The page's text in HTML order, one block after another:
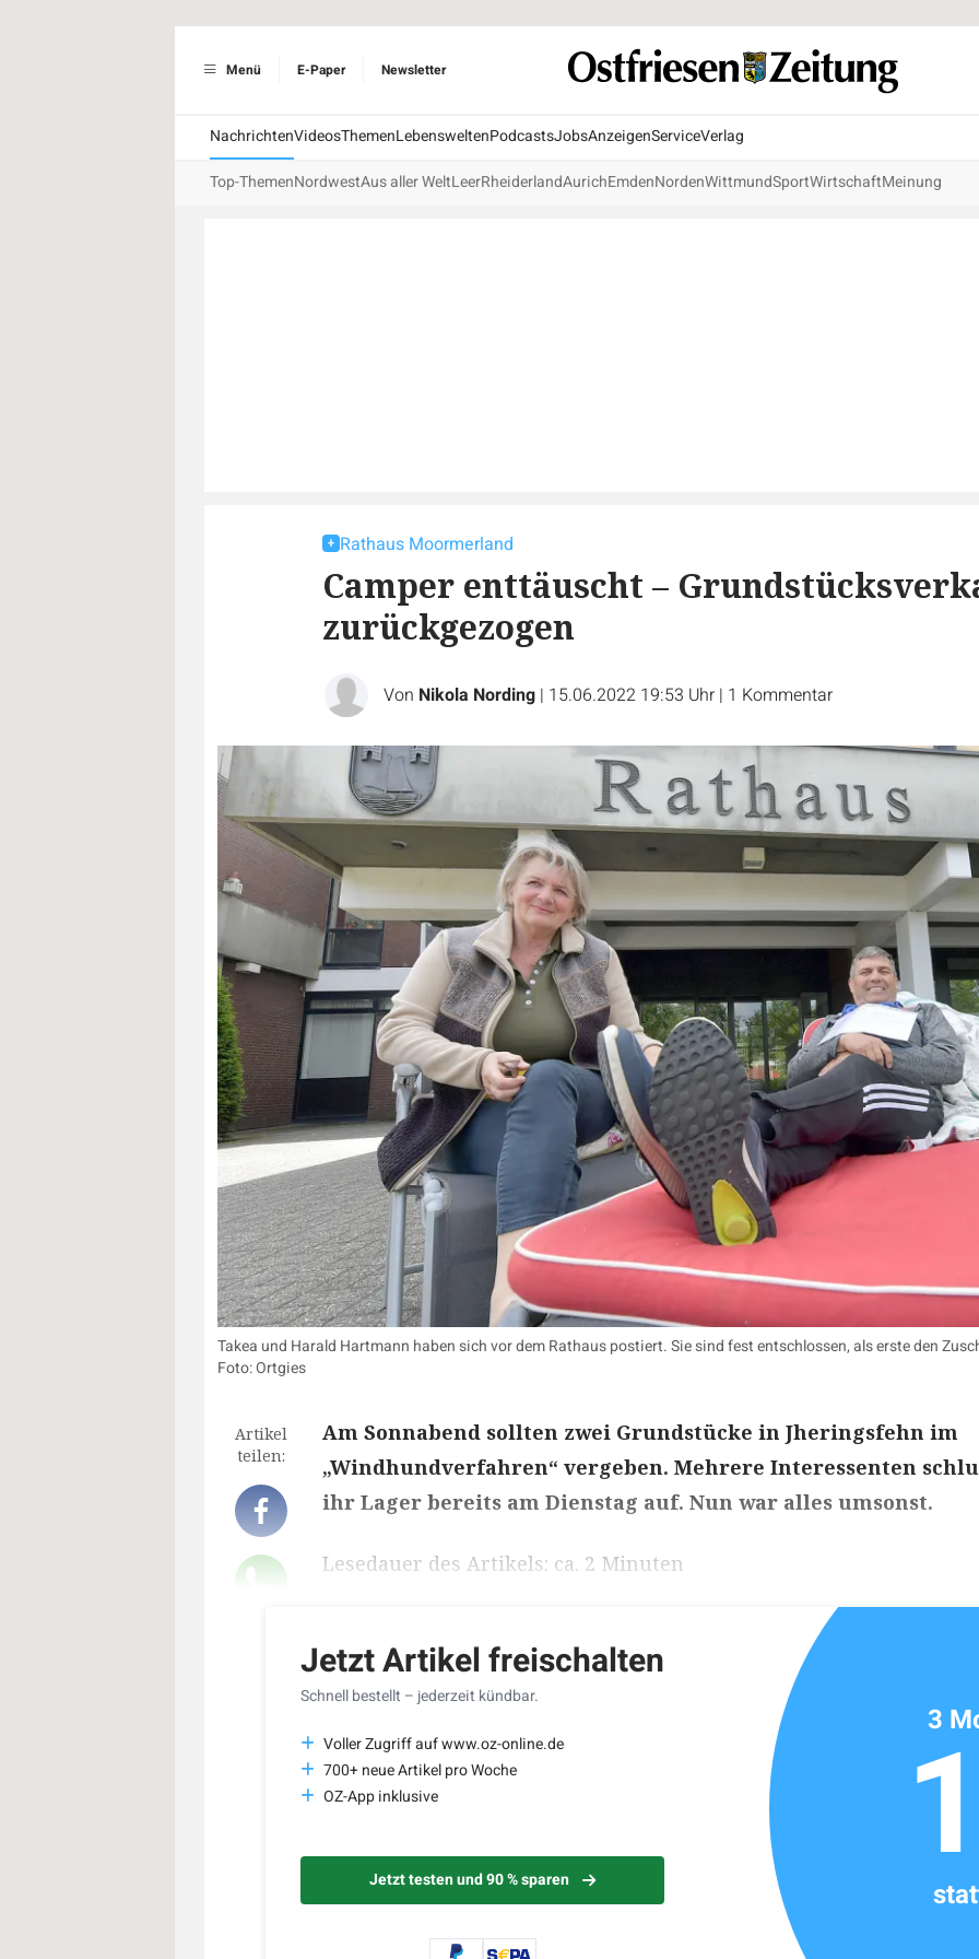
Menü E-Paper Newsletter
NachrichtenVideosThemenLebensweltenPodcastsJobsAnzeigenServiceVerlag
Top-ThemenNordwestAus aller WeltLeerRheiderlandAurichEmdenNordenWittmundSportWirtschaftMeinung
Rathaus Moormerland
Camper enttäuscht –
zurückgezogen
Von Nikola Nording | 15.06.2022 19:53 Uhr | 1 Kommentar
Takea und Harald Hartmann haben sich vor dem Rathaus postiert. Sie sind fest entschlossen, als erste den
Foto: Ortgies
Artikel
teilen:
Am Sonnabend sollten zwei Grundstücke in Jheringsfehn im
„Windhundverfahren“ vergeben. Mehrere Interessenten
ihr Lager bereits am Dienstag auf. Nun war alles umsonst.
Lesedauer des Artikels: ca. 2 Minuten
Jetzt Artikel freischalten
Schnell bestellt – jederzeit kündbar.
Voller Zugriff auf www.oz-online.de
700+ neue Artikel pro Woche
OZ-App inklusive
Jetzt testen und 90 % sparen
3